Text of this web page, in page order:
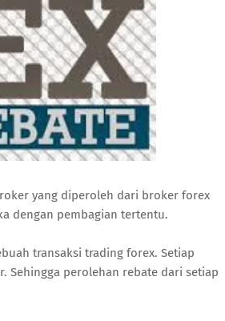
yang diperoleh dari broker forex
dengan pembagian tertentu.
transaksi trading forex. Setiap
Sehingga perolehan rebate dari setiap